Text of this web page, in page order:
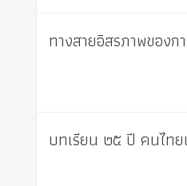
ทางสายอิสรภาพของก
บทเรียน ๒๕ ปี คนไทย